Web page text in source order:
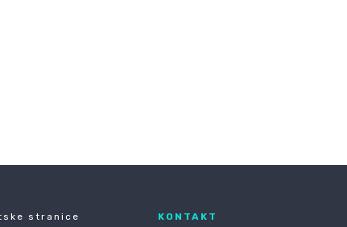
stranice
KONTAKT